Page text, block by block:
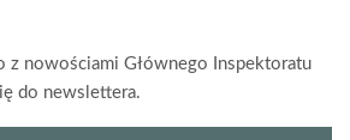
z nowościami Głównego Inspektoratu
do newslettera.